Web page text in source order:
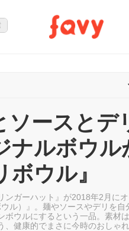
ソースとデ
ナルボウル
ウル』
ンガーハット』が2018年2月に
ル）』。麺やソースやデリを自
ボウルにするという一品。素材
、健康的でまさに今時のおしゃ